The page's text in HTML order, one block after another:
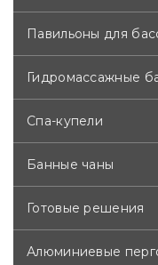
Павильоны для
Гидромассажные
Спа-купели
Банные чаны
Готовые решения
Алюминиевые